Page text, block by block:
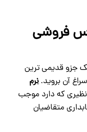
فروشی
جزو قدیمی ترین
آن بروید.نرم
که دارد موجب
متقاضیان